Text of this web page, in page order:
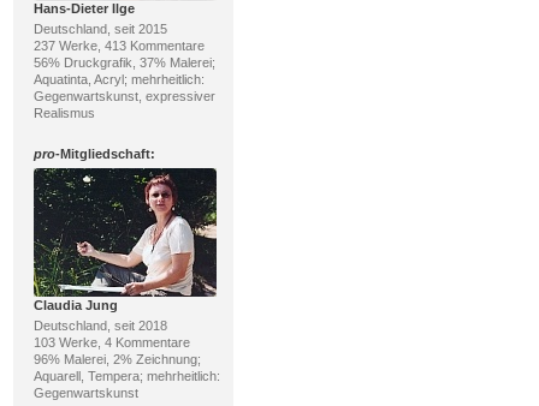
Hans-Dieter Ilge
Deutschland, seit 2015
237 Werke, 413 Kommentare
56% Druckgrafik, 37% Malerei;
Aquatinta, Acryl; mehrheitlich:
Gegenwartskunst, expressiver
Realismus
pro-Mitgliedschaft:
Claudia Jung
Deutschland, seit 2018
103 Werke, 4 Kommentare
96% Malerei, 2% Zeichnung;
Aquarell, Tempera; mehrheitlich:
Gegenwartskunst